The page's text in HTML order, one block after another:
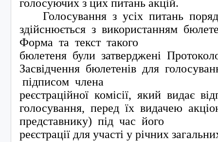
голосуючих з цих питань акцій.
Голосування з усіх питань
здійснюється з використанням
Форма та текст такого
бюлетеня були затверджені
Засвідчення бюлетенів для
підписом члена
реєстраційної комісії, який видає
голосування, перед їх видачею
представнику) під час його
реєстрації для участі у річних